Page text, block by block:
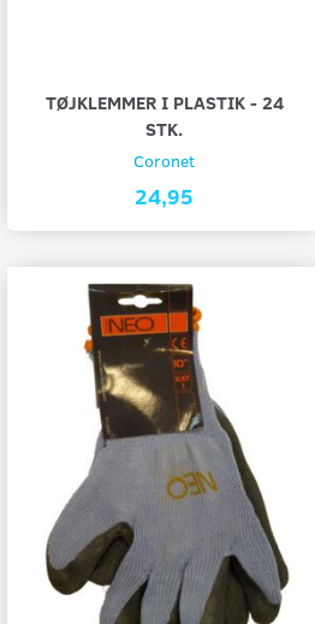
TØJKLEMMER I PLASTIK - 24
STK.
Coronet
24,95